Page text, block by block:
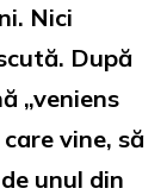
Nici
După
„veniens
vine, să
unul din